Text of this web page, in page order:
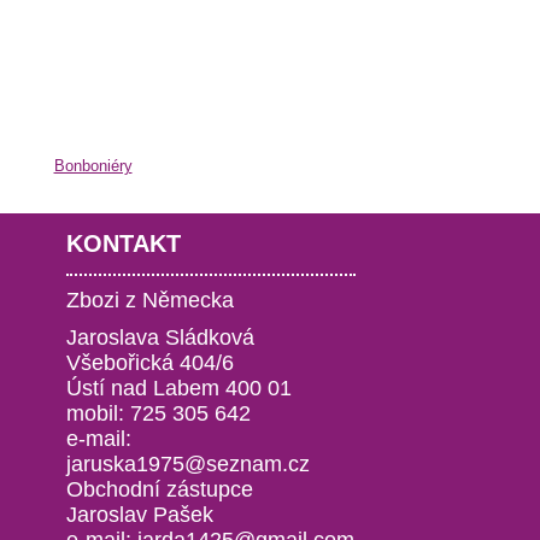
Bonboniéry
KONTAKT
Zbozi z Německa
Jaroslava Sládková
Všebořická 404/6
Ústí nad Labem 400 01
mobil: 725 305 642
e-mail:
jaruska1975@seznam.cz
Obchodní zástupce
Jaroslav Pašek